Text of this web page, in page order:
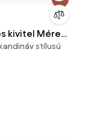
kivitel Méret:
stílusú